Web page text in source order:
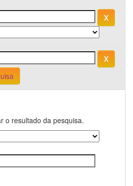
o resultado da pesquisa.